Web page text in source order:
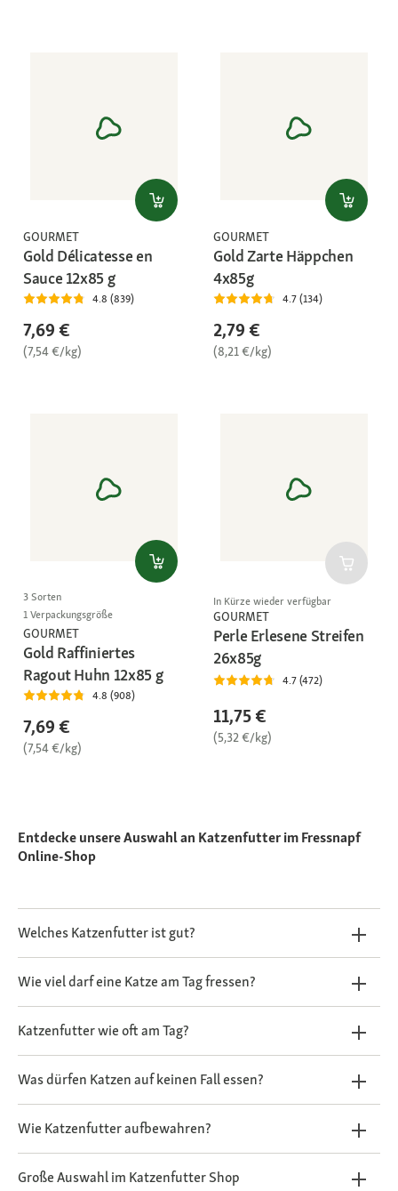
GOURMET
Gold Délicatesse en
Sauce 12x85 g
4.8 (839)
7,69 €
(7,54 €/kg)
GOURMET
Gold Zarte Häppchen
4x85g
4.7 (134)
2,79 €
(8,21 €/kg)
3 Sorten
1 Verpackungsgröße
GOURMET
Gold Raffiniertes
Ragout Huhn 12x85 g
4.8 (908)
7,69 €
(7,54 €/kg)
In Kürze wieder verfügbar
GOURMET
Perle Erlesene Streifen
26x85g
4.7 (472)
11,75 €
(5,32 €/kg)
Entdecke unsere Auswahl an Katzenfutter im Fressnapf
Online-Shop
Welches Katzenfutter ist gut?
Wie viel darf eine Katze am Tag fressen?
Katzenfutter wie oft am Tag?
Was dürfen Katzen auf keinen Fall essen?
Wie Katzenfutter aufbewahren?
Große Auswahl im Katzenfutter Shop